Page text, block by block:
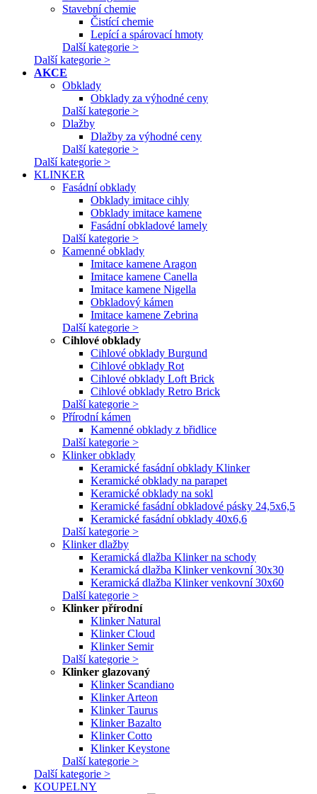
Stavební chemie
Čistící chemie
Lepící a spárovací hmoty
Další kategorie >
Další kategorie >
AKCE
Obklady
Obklady za výhodné ceny
Další kategorie >
Dlažby
Dlažby za výhodné ceny
Další kategorie >
Další kategorie >
KLINKER
Fasádní obklady
Obklady imitace cihly
Obklady imitace kamene
Fasádní obkladové lamely
Další kategorie >
Kamenné obklady
Imitace kamene Aragon
Imitace kamene Canella
Imitace kamene Nigella
Obkladový kámen
Imitace kamene Zebrina
Další kategorie >
Cihlové obklady
Cihlové obklady Burgund
Cihlové obklady Rot
Cihlové obklady Loft Brick
Cihlové obklady Retro Brick
Další kategorie >
Přírodní kámen
Kamenné obklady z břidlice
Další kategorie >
Klinker obklady
Keramické fasádní obklady Klinker
Keramické obklady na parapet
Keramické obklady na sokl
Keramické fasádní obkladové pásky 24,5x6,5
Keramické fasádní obklady 40x6,6
Další kategorie >
Klinker dlažby
Keramická dlažba Klinker na schody
Keramická dlažba Klinker venkovní 30x30
Keramická dlažba Klinker venkovní 30x60
Další kategorie >
Klinker přírodní
Klinker Natural
Klinker Cloud
Klinker Semir
Další kategorie >
Klinker glazovaný
Klinker Scandiano
Klinker Arteon
Klinker Taurus
Klinker Bazalto
Klinker Cotto
Klinker Keystone
Další kategorie >
Další kategorie >
KOUPELNY